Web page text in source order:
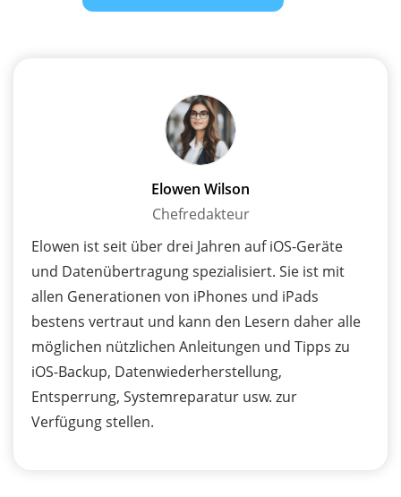
Elowen Wilson
Chefredakteur
Elowen ist seit über drei Jahren auf iOS-Geräte
und Datenübertragung spezialisiert. Sie ist mit
allen Generationen von iPhones und iPads
bestens vertraut und kann den Lesern daher alle
möglichen nützlichen Anleitungen und Tipps zu
iOS-Backup, Datenwiederherstellung,
Entsperrung, Systemreparatur usw. zur
Verfügung stellen.